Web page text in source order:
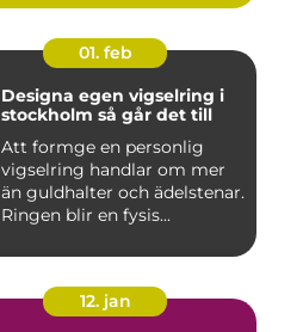
01. feb
Designa egen vigselring i
stockholm så går det till
Att formge en personlig
vigselring handlar om mer
än guldhalter och ädelstenar.
Ringen blir en fysis...
12. jan